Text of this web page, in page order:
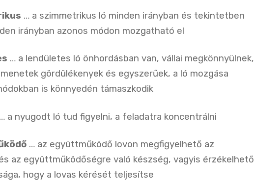
… a szimmetrikus ló minden irányban és tekintetben
irányban azonos módon mozgatható el
… a lendületes ló önhordásban van, vállai megkönnyülnek,
gördülékenyek és egyszerűek, a ló mozgása
is könnyedén támaszkodik
… a nyugodt ló tud figyelni, a feladatra koncentrálni
… az együttműködő lovon megfigyelhető az
az együttműködőségre való készség, vagyis érzékelhető
hogy a lovas kérését teljesítse